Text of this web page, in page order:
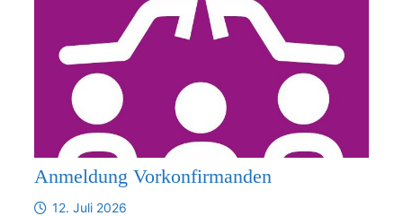
Anmeldung Vorkonfirmanden
12. Juli 2026